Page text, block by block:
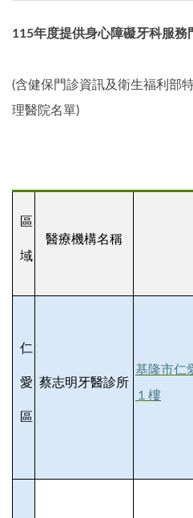
115年度提供身心障礙牙科服務
(含健保門診資訊及衛生福利部
理醫院名單)
區
域
醫療機構名稱
仁
愛
區
蔡志明牙醫診所
基隆市仁
１樓